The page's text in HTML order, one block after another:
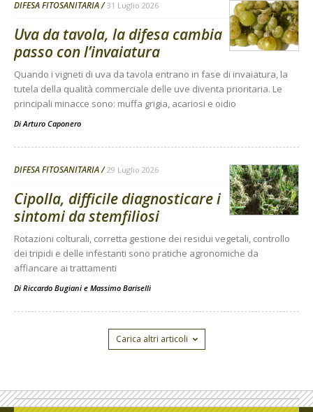
DIFESA FITOSANITARIA 31 Luglio 2026
Uva da tavola, la difesa cambia
passo con l’invaiatura
Quando i vigneti di uva da tavola entrano in fase di invaiatura, la
tutela della qualità commerciale delle uve diventa prioritaria. Le
principali minacce sono: muffa grigia, acariosi e oidio
Di Arturo Caponero
DIFESA FITOSANITARIA 29 Luglio 2026
Cipolla, difficile diagnosticare i
sintomi da stemfiliosi
Rotazioni colturali, corretta gestione dei residui vegetali, controllo
dei tripidi e delle infestanti sono pratiche agronomiche da
affiancare ai trattamenti
Di Riccardo Bugiani e Massimo Bariselli
Carica altri articoli